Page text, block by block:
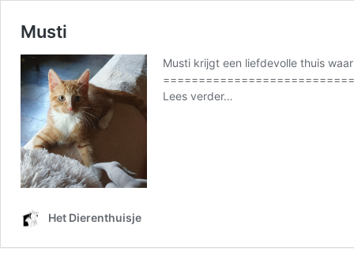
Musti
Musti krijgt een liefdevolle thuis
Lees verder…
Het Dierenthuisje